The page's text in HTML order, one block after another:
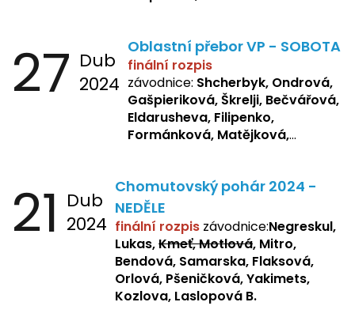
27 Dub
2024
Oblastní přebor VP - SOBOTA
finální rozpis
závodnice: Shcherbyk, Ondrová,
Gašpieriková, Škrelji, Bečvářová,
Eldarusheva, Filipenko,
Formánková, Matějková,
Sochorová, Repetska, Lukas,
Negreskul, Mitro
21 Dub
2024
Chomutovský pohár 2024 -
NEDĚLE
finální rozpis závodnice:Negreskul,
Lukas,Kmeť, Motlová, Mitro,
Bendová, Samarska, Flaksová,
Orlová, Pšeničková, Yakimets,
Kozlova, Laslopová B.